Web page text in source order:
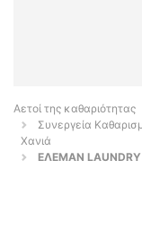
Αετοί της καθαριότητας
Συνεργεία
Χανιά
ΕΛΕΜΑΝ